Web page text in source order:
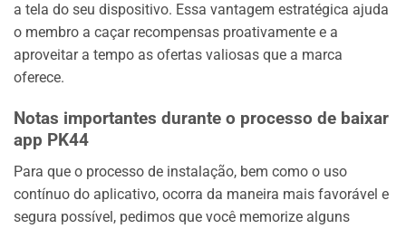
a tela do seu dispositivo. Essa vantagem estratégica ajuda
o membro a caçar recompensas proativamente e a
aproveitar a tempo as ofertas valiosas que a marca
oferece.
Notas importantes durante o processo de baixar
app PK44
Para que o processo de instalação, bem como o uso
contínuo do aplicativo, ocorra da maneira mais favorável e
segura possível, pedimos que você memorize alguns